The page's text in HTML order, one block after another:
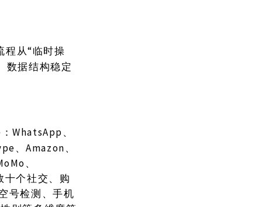
程从“临时操
数据结构稳定
WhatsApp、
、Amazon、
、
十个社交、购
号检测、手机